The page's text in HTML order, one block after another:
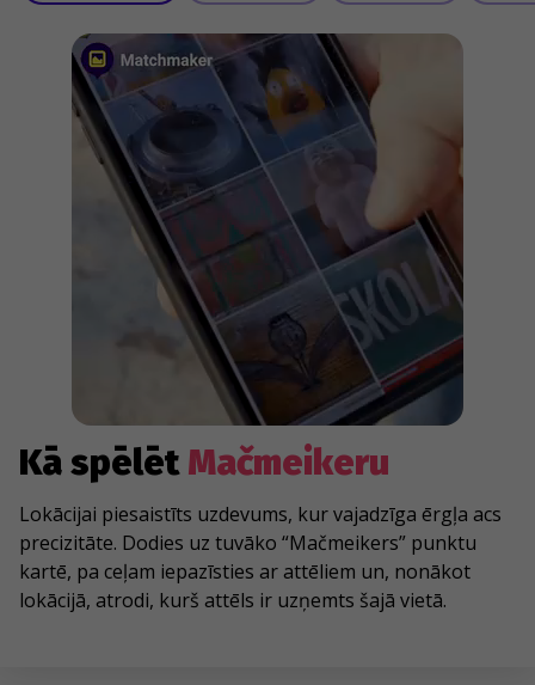
Kā spēlētMačmeikeru
Lokācijai piesaistīts uzdevums, kur vajadzīga ērgļa acs
precizitāte. Dodies uz tuvāko “Mačmeikers” punktu
kartē, pa ceļam iepazīsties ar attēliem un, nonākot
lokācijā, atrodi, kurš attēls ir uzņemts šajā vietā.